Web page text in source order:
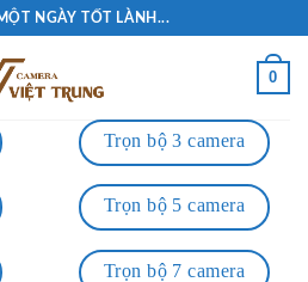
NGÀY TỐT LÀNH...
0
Trọn bộ 3 camera
Trọn bộ 5 camera
Trọn bộ 7 camera